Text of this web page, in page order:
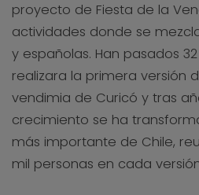
proyecto de Fiesta de la
actividades donde se
y españolas. Han pasados
realizara la primera versión
vendimia de Curicó y tras
crecimiento se ha
más importante de Chile,
mil personas en cada